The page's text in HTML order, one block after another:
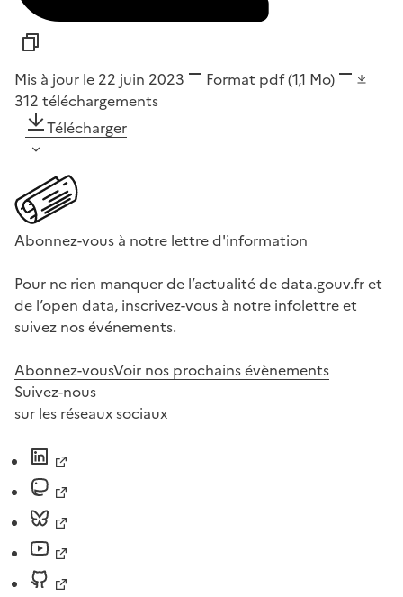
Mis à jour le 22 juin 2023 Format pdf(1,1 Mo)
312 téléchargements
Télécharger
Abonnez-vous à notre lettre d'information
Pour ne rien manquer de l’actualité de data.gouv.fr et
de l’open data, inscrivez-vous à notre infolettre et
suivez nos événements.
Abonnez-vousVoir nos prochains évènements
Suivez-nous
sur les réseaux sociaux